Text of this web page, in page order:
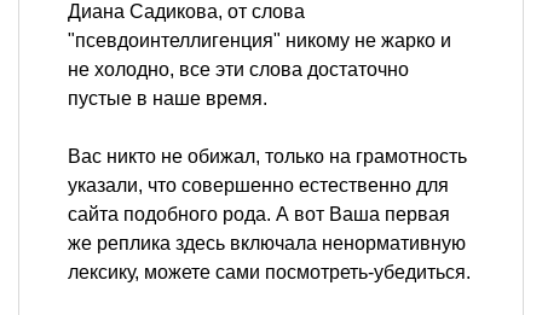
Диана Садикова, от слова
"псевдоинтеллигенция" никому не жарко и
не холодно, все эти слова достаточно
пустые в наше время.
Вас никто не обижал, только на грамотность
указали, что совершенно естественно для
сайта подобного рода. А вот Ваша первая
же реплика здесь включала ненормативную
лексику, можете сами посмотреть-убедиться.